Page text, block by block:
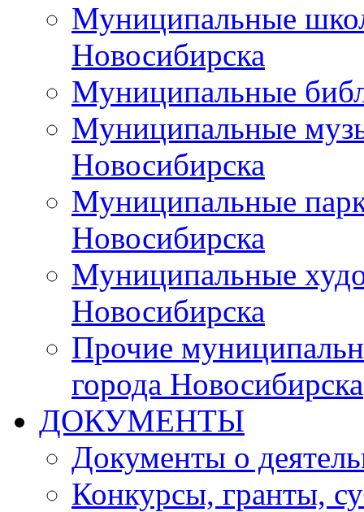
Муниципальные
Новосибирска
Муниципальные
Муниципальные
Новосибирска
Муниципальные
Новосибирска
Муниципальные
Новосибирска
Прочие
города Новосибирска
ДОКУМЕНТЫ
Документы о
Конкурсы, гранты,